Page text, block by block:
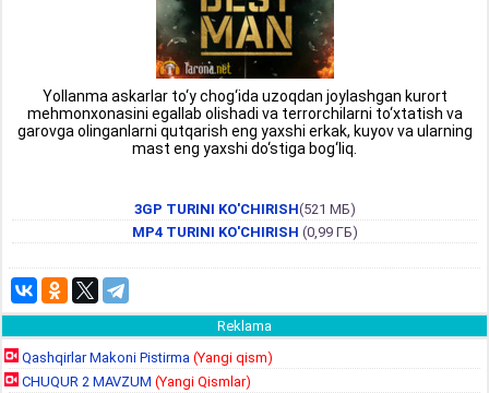
Yollanma askarlar to‘y chog‘ida uzoqdan joylashgan kurort
mehmonxonasini egallab olishadi va terrorchilarni to‘xtatish va
garovga olinganlarni qutqarish eng yaxshi erkak, kuyov va ularning
mast eng yaxshi do‘stiga bog‘liq.
3GP TURINI KO'CHIRISH(521 МБ)
MP4 TURINI KO'CHIRISH (0,99 ГБ)
Reklama
Qashqirlar Makoni Pistirma (Yangi qism)
CHUQUR 2 MAVZUM (Yangi Qismlar)